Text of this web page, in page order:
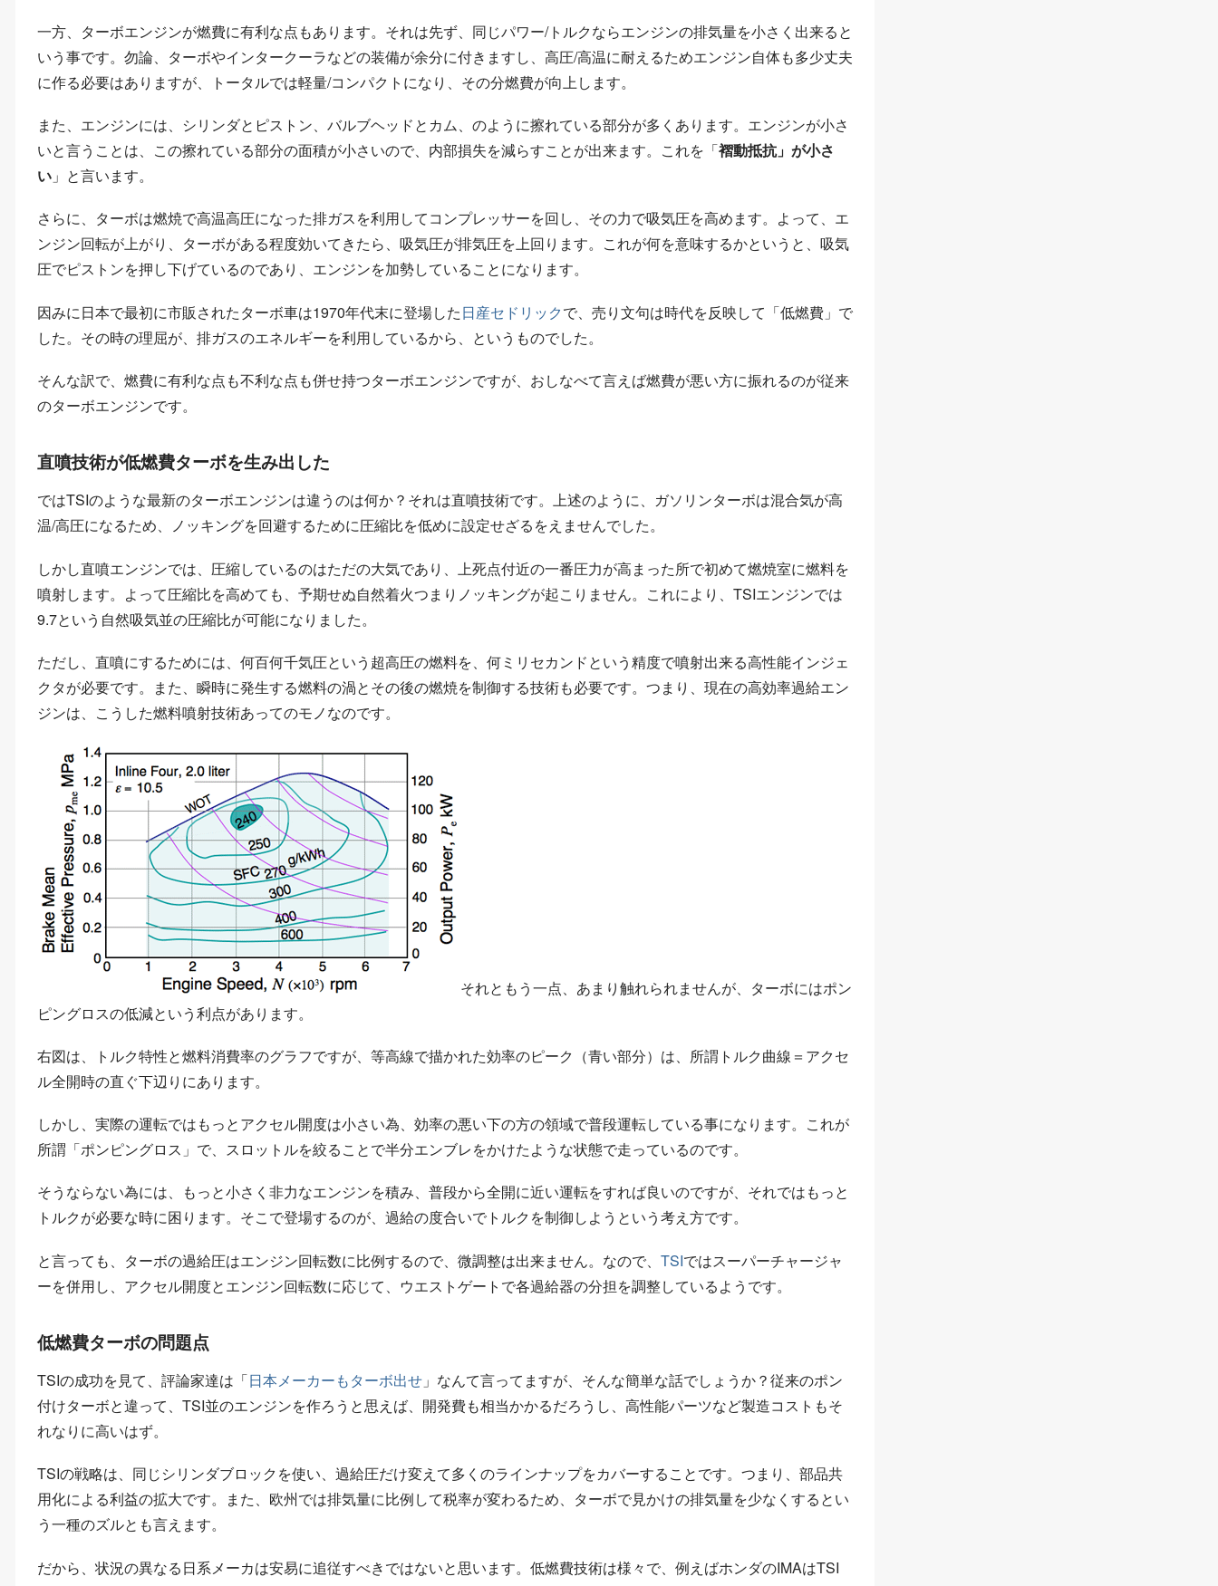
一方、ターボエンジンが燃費に有利な点もあります。それは先ず、同じパワー/トルクならエンジンの排気量を小さく出来ると
いう事です。勿論、ターボやインタークーラなどの装備が余分に付きますし、高圧/高温に耐えるためエンジン自体も多少丈夫
に作る必要はありますが、トータルでは軽量/コンパクトになり、その分燃費が向上します。
また、エンジンには、シリンダとピストン、バルブヘッドとカム、のように擦れている部分が多くあります。エンジンが小さ
いと言うことは、この擦れている部分の面積が小さいので、内部損失を減らすことが出来ます。これを「褶動抵抗」が小さ
い」と言います。
さらに、ターボは燃焼で高温高圧になった排ガスを利用してコンプレッサーを回し、その力で吸気圧を高めます。よって、エ
ンジン回転が上がり、ターボがある程度効いてきたら、吸気圧が排気圧を上回ります。これが何を意味するかというと、吸気
圧でピストンを押し下げているのであり、エンジンを加勢していることになります。
因みに日本で最初に市販されたターボ車は1970年代末に登場した日産セドリックで、売り文句は時代を反映して「低燃費」で
した。その時の理屈が、排ガスのエネルギーを利用しているから、というものでした。
そんな訳で、燃費に有利な点も不利な点も併せ持つターボエンジンですが、おしなべて言えば燃費が悪い方に振れるのが従来
のターボエンジンです。
直噴技術が低燃費ターボを生み出した
ではTSIのような最新のターボエンジンは違うのは何か？それは直噴技術です。上述のように、ガソリンターボは混合気が高
温/高圧になるため、ノッキングを回避するために圧縮比を低めに設定せざるをえませんでした。
しかし直噴エンジンでは、圧縮しているのはただの大気であり、上死点付近の一番圧力が高まった所で初めて燃焼室に燃料を
噴射します。よって圧縮比を高めても、予期せぬ自然着火
つ ま り ノ ッ キ ン グ
つま りノッキ
ング
が起こりません。これにより、TSIエンジンでは
9.7という自然吸気並の圧縮比が可能になりました。
ただし、直噴にするためには、何百何千気圧という超高圧の燃料を、何ミリセカンドという精度で噴射出来る高性能インジェ
クタが必要です。また、瞬時に発生する燃料の渦とその後の燃焼を制御する技術も必要です。つまり、現在の高効率過給エン
ジンは、こうした燃料噴射技術あってのモノなのです。
それともう一点、あまり触れられませんが、ターボにはポン
ピングロスの低減という利点があります。
右図は、トルク特性と燃料消費率のグラフですが、等高線で描かれた効率のピーク（青い部分）は、所謂トルク曲線＝アクセ
ル全開時の直ぐ下辺りにあります。
しかし、実際の運転ではもっとアクセル開度は小さい為、効率の悪い下の方の領域で普段運転している事になります。これが
所謂「ポンピングロス」で、スロットルを絞ることで半分エンブレをかけたような状態で走っているのです。
そうならない為には、もっと小さく非力なエンジンを積み、普段から全開に近い運転をすれば良いのですが、それではもっと
トルクが必要な時に困ります。そこで登場するのが、過給の度合いでトルクを制御しようという考え方です。
と言っても、ターボの過給圧はエンジン回転数に比例するので、微調整は出来ません。なので、 TSIではスーパーチャージャ
ーを併用し、アクセル開度とエンジン回転数に応じて、ウエストゲートで各過給器の分担を調整しているようです。
低燃費ターボの問題点
TSIの成功を見て、評論家達は「日本メーカーもターボ出せ」なんて言ってますが、そんな簡単な話でしょうか？従来のポン
付けターボと違って、TSI並のエンジンを作ろうと思えば、開発費も相当かかるだろうし、高性能パーツなど製造コストもそ
れなりに高いはず。
TSIの戦略は、同じシリンダブロックを使い、過給圧だけ変えて多くのラインナップをカバーすることです。つまり、部品共
用化による利益の拡大です。また、欧州では排気量に比例して税率が変わるため、ターボで見かけの排気量を少なくするとい
う一種のズルとも言えます。
だから、状況の異なる日系メーカは安易に追従すべきではないと思います。低燃費技術は様々で、例えばホンダのIMAはTSI